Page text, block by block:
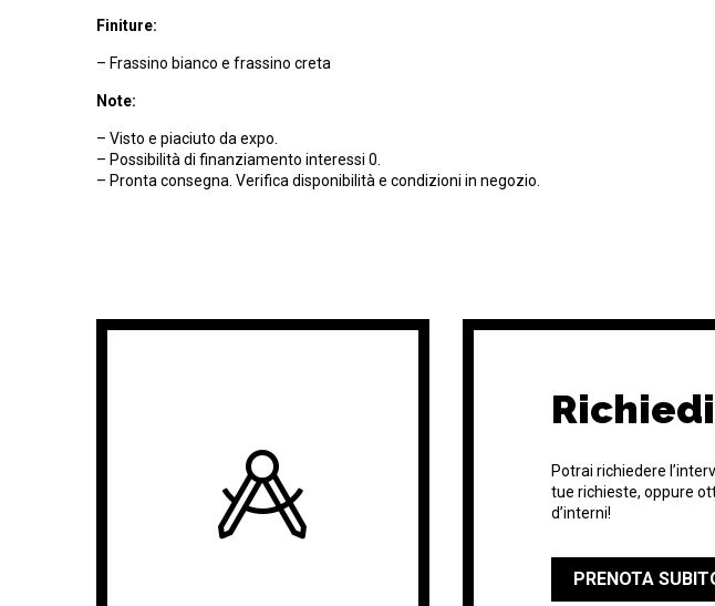
Finiture:
– Frassino bianco e frassino creta
Note:
– Visto e piaciuto da expo.
– Possibilità di finanziamento interessi 0.
– Pronta consegna. Verifica disponibilità e condizioni in negozio.
Potrai richiedere
tue richieste, oppure
d’interni!
PRENOTA